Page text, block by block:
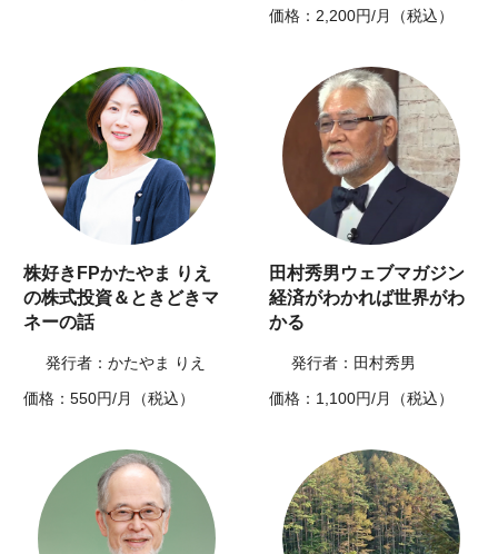
価格：2,200円/月（税込）
株好きFPかたやま りえ
の株式投資＆ときどきマ
ネーの話
発行者：かたやま りえ
価格：550円/月（税込）
田村秀男ウェブマガジン
経済がわかれば世界がわ
かる
発行者：田村秀男
価格：1,100円/月（税込）